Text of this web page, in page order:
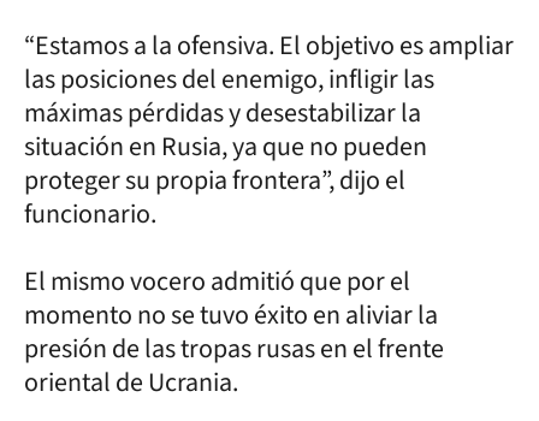
“Estamos a la ofensiva. El objetivo es ampliar
las posiciones del enemigo, infligir las
máximas pérdidas y desestabilizar la
situación en Rusia, ya que no pueden
proteger su propia frontera”, dijo el
funcionario.
El mismo vocero admitió que por el
momento no se tuvo éxito en aliviar la
presión de las tropas rusas en el frente
oriental de Ucrania.